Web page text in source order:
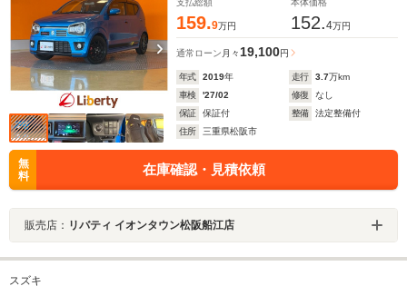
支払総額
159.9万円
本体価格
152.4万円
通常ローン 月々 19,100円
年式 2019年 走行 3.7万km
車検
'27/02 修復
なし
保証
保証付 整備
法定整備付
住所
三重県松阪市
無
料
在庫確認・見積依頼
販売店： リバティ イオンタウン松阪船江店
スズキ